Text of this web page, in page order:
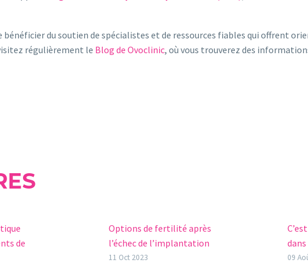
du soutien de spécialistes et de ressources fiables qui offrent
régulièrement le Blog de Ovoclinic, où vous trouverez des
de
Options de fertilité après
l’échec de l’implantation
embryonnaire
11 Oct 2023
don
09